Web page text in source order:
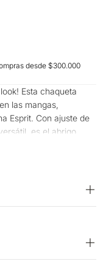
desde $300.000
Esta chaqueta
las mangas,
Esprit. Con ajuste de
es el abrigo
y abrigo, sin